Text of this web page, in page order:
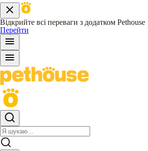
Відкрийте всі переваги з додатком Pethouse
Перейти